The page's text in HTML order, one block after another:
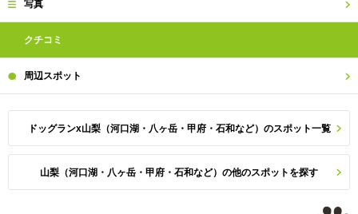
写真
クチコミ
周辺スポット
ドッグランx山梨（河口湖・八ヶ岳・甲府・石和など）のスポット一覧
山梨（河口湖・八ヶ岳・甲府・石和など）の他のスポットを探す